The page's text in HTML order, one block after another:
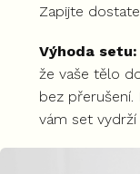
Zapijte
Výhoda setu:
že vaše tělo
bez přerušení.
vám set vydrží